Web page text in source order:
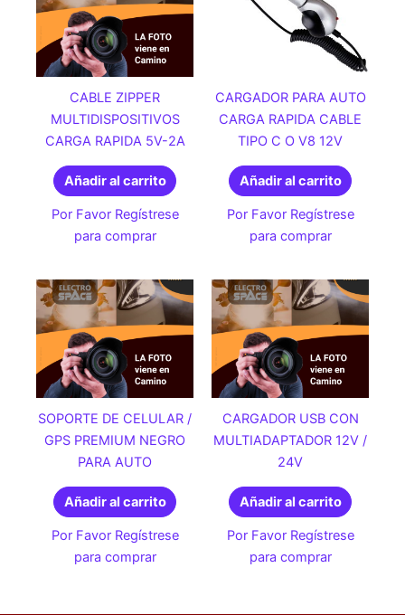
CABLE ZIPPER
MULTIDISPOSITIVOS
CARGA RAPIDA 5V-2A
Añadir al carrito
Por Favor Regístrese
para comprar
CARGADOR PARA AUTO
CARGA RAPIDA CABLE
TIPO C O V8 12V
Añadir al carrito
Por Favor Regístrese
para comprar
SOPORTE DE CELULAR /
GPS PREMIUM NEGRO
PARA AUTO
Añadir al carrito
Por Favor Regístrese
para comprar
CARGADOR USB CON
MULTIADAPTADOR 12V /
24V
Añadir al carrito
Por Favor Regístrese
para comprar